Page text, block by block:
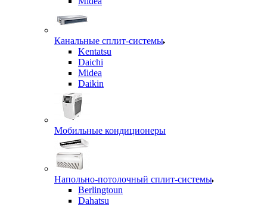
Канальные сплит-системы
Kentatsu
Daichi
Midea
Daikin
Мобильные кондиционеры
Напольно-потолочный сплит-системы
Berlingtoun
Dahatsu